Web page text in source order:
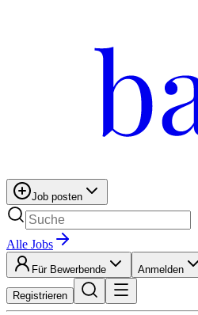
Job posten
Alle Jobs
Für Bewerbende Anmelden
Registrieren